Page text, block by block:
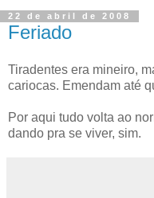
22 de abril de 2008
Feriado
Tiradentes era mineiro,
cariocas. Emendam até
Por aqui tudo volta ao
dando pra se viver, sim.